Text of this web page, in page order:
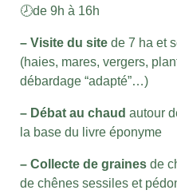
🕗de 9h à 16h
– Visite du site de 7 ha et
(haies, mares, vergers,
débardage “adapté”…)
– Débat au chaud autour
la base du livre éponyme
– Collecte de graines de
de chênes sessiles et